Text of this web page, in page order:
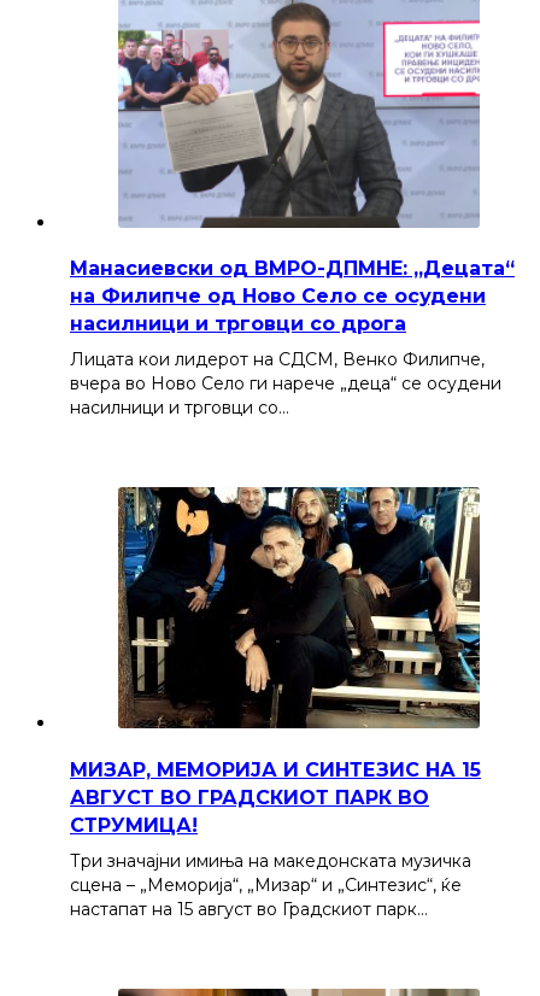
Манасиевски од ВМРО-ДПМНЕ: „Децата“
на Филипче од Ново Село се осудени
насилници и трговци со дрога
Лицата кои лидерот на СДСМ, Венко Филипче,
вчера во Ново Село ги нарече „деца“ се осудени
насилници и трговци со…
МИЗАР, МЕМОРИЈА И СИНТЕЗИС НА 15
АВГУСТ ВО ГРАДСКИОТ ПАРК ВО
СТРУМИЦА!
Три значајни имиња на македонската музичка
сцена – „Меморија“, „Мизар“ и „Синтезис“, ќе
настапат на 15 август во Градскиот парк…